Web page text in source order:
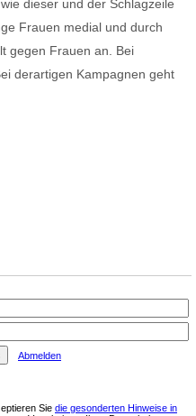
dieser und der Schlagzeile
Frauen medial und durch
gegen Frauen an. Bei
derartigen Kampagnen geht